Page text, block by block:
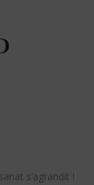
s’agrandit !